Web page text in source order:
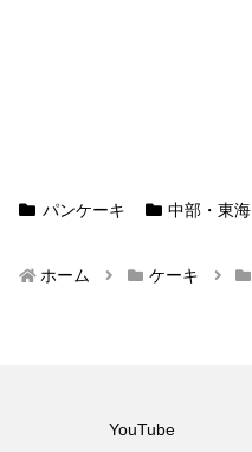
パンケーキ 中部・東海
ホーム ケーキ
YouTube